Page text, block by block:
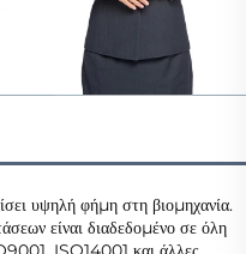
υψηλή φήμη στη βιομηχανία.
είναι διαδεδομένο σε όλη